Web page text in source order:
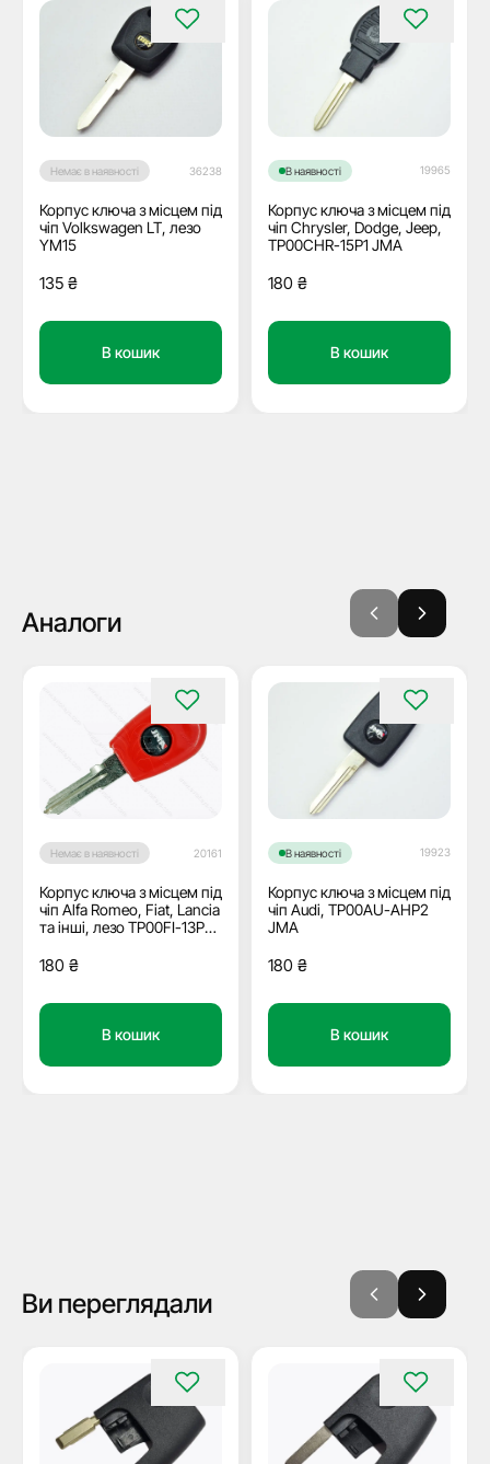
Немає в наявності 36238
Корпус ключа з місцем під
чіп Volkswagen LT, лезо
YM15
135 ₴
В кошик
В наявності 19965
Корпус ключа з місцем під
чіп Chrysler, Dodge, Jeep,
TP00CHR-15P1 JMA
180 ₴
В кошик
Аналоги
Немає в наявності 20161
Корпус ключа з місцем під
чіп Alfa Romeo, Fiat, Lancia
та інші, лезо TP00FI-13P3
180 ₴
В кошик
В наявності 19923
Корпус ключа з місцем під
чіп Audi, TP00AU-AHP2
JMA
180 ₴
В кошик
Ви переглядали